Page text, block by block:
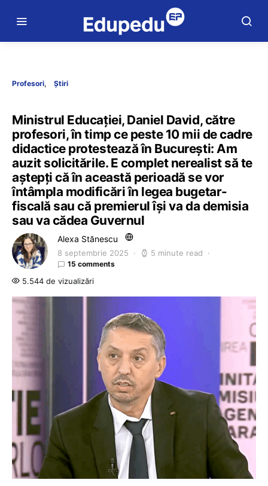
Profesori Știri
Ministrul Educației, Daniel David, către
profesori, în timp ce peste 10 mii de cadre
didactice protestează în București: Am
auzit solicitările. E complet nerealist să te
aștepți că în această perioadă se vor
întâmpla modificări în legea bugetar-
fiscală sau că premierul își va da demisia
sau va cădea Guvernul
Alexa Stănescu
8 septembrie 2025 5 minute read
15 comments
5.544 de vizualizări